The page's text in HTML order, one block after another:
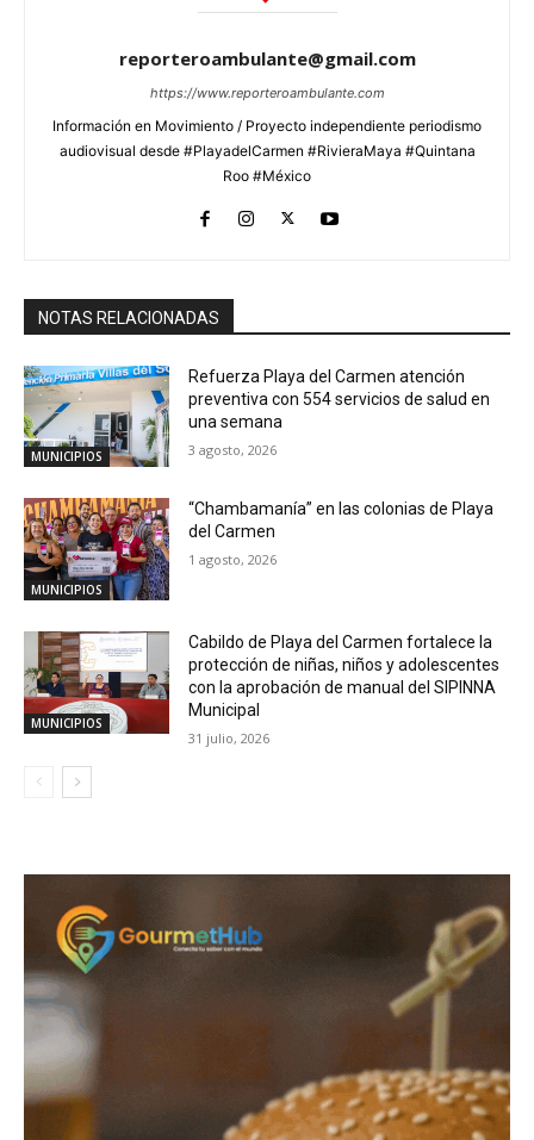
reporteroambulante@gmail.com
https://www.reporteroambulante.com
Información en Movimiento / Proyecto independiente periodismo
audiovisual desde #PlayadelCarmen #RivieraMaya #Quintana
Roo #México
NOTAS RELACIONADAS
MUNICIPIOS
Refuerza Playa del Carmen atención
preventiva con 554 servicios de salud en
una semana
3 agosto, 2026
MUNICIPIOS
“Chambamanía” en las colonias de Playa
del Carmen
1 agosto, 2026
MUNICIPIOS
Cabildo de Playa del Carmen fortalece la
protección de niñas, niños y adolescentes
con la aprobación de manual del SIPINNA
Municipal
31 julio, 2026